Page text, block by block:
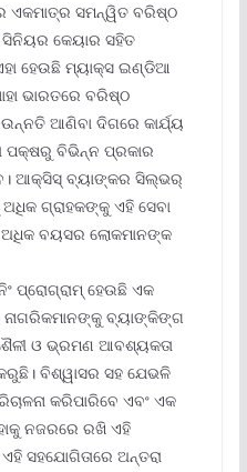
ଏକମାତ୍ର ସମନ୍ୱିତ ବରିଷ୍ଠ
କେୟାର ସହିତ
ହେଉଛି ମ୍ୟାକ୍ସ ଇଣ୍ଡିଆ
ଭାରତରେ ବରିଷ୍ଠ
ଆଣିବା ଦିଗରେ କାର୍ଯ୍ୟ
ପକ୍ଷରୁ ବିଭିନ୍ନ ପ୍ରକାର
ଆକ୍ସିସ୍ ବ୍ୟାଙ୍କର ସିଲ୍‌ଭର୍
ଗ୍ରାହକଙ୍କୁ ଏହି ସେବା
ଅଧିକ ବୟସର ଲୋକମାନଙ୍କ
ପ୍ରୋଗ୍ରାମ୍ ହେଉଛି ଏକ
ନାଗରିକମାନଙ୍କୁ ବ୍ୟାଙ୍କିଙ୍ଗ
ଓ ଭ୍ରମଣ ଆବଶ୍ୟକତା
ବିଶ୍ୱାସର ସହ ଯେଭଳି
କରିପାରିବେ ଏବଂ ଏକ
ନଜରରେ ରଖି ଏହି
ସହଯୋଗିତାରେ ଅନ୍ତରା